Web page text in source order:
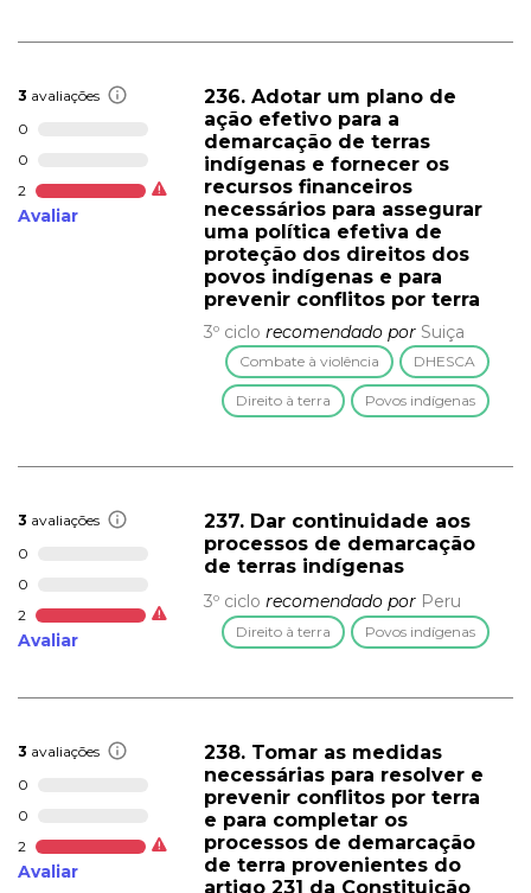
3 avaliações
0
0
2
Avaliar
236. Adotar um plano de
ação efetivo para a
demarcação de terras
indígenas e fornecer os
recursos financeiros
necessários para assegurar
uma política efetiva de
proteção dos direitos dos
povos indígenas e para
prevenir conflitos por terra
3º ciclo recomendado por Suiça
Combate à violência DHESCA
Direito à terra Povos indígenas
3 avaliações
0
0
2
Avaliar
237. Dar continuidade aos
processos de demarcação
de terras indígenas
3º ciclo recomendado por Peru
Direito à terra Povos indígenas
3 avaliações
0
0
2
Avaliar
238. Tomar as medidas
necessárias para resolver e
prevenir conflitos por terra
e para completar os
processos de demarcação
de terra provenientes do
artigo 231 da Constituição